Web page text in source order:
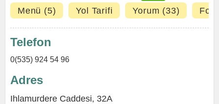
Menü (5) Yol Tarifi Yorum (33)
Telefon
0(535) 924 54 96
Adres
Ihlamurdere Caddesi, 32A